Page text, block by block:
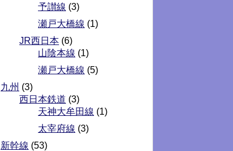
予讃線 (3)
瀬戸大橋線 (1)
JR西日本 (6)
山陰本線 (1)
瀬戸大橋線 (5)
九州 (3)
西日本鉄道 (3)
天神大牟田線 (1)
太宰府線 (3)
新幹線 (53)